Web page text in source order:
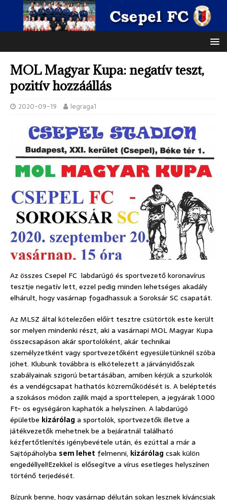
MOL Magyar Kupa: negatív teszt,
pozitív hozzáállás
2020-09-19 legraga1
Az összes Csepel FC labdarúgó és sportvezető koronavírus
tesztje negatív lett, ezzel pedig minden lehetséges akadály
elhárult, hogy vasárnap fogadhassuk a Soroksár SC csapatát.
Az MLSZ által kötelezően előírt tesztre csütörtök este került
sor melyen mindenki részt, aki a vasárnapi MOL Magyar Kupa
összecsapáson akár sportolóként, akár technikai
személyzetként vagy sportvezetőként egyesületünknél szóba
jöhet. Klubunk továbbra is elkötelezett a járványidőszak
szabályainak szigorú betartásában, amiben kérjük a szurkolók
és a vendégcsapat hathatós közreműködését is. A beléptetés
a szokásos módon zajlik majd a sporttelepen, a jegyárak 1.000
Ft- os egységáron kaphatók a helyszínen. A labdarúgó
épületbe kizárólaga sportolók, sportvezetők illetve a
játékvezetők mehetnek be a bejáratnál található
kézfertőtlenítés igénybevétele után, és ezúttal a már a
Sajtópáholyba sem lehet felmenni, kizárólagcsak külön
engedéllyel!Ezekkel is elősegítve a vírus esetleges helyszínen
történő terjedését.
Bízunk benne, hogy vasárnap délután sokan lesznek kíváncsiak